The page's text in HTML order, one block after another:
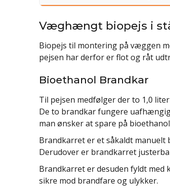
Væghængt biopejs i
Biopejs til montering på væggen
pejsen har derfor er flot og råt
Bioethanol Brandkar
Til pejsen medfølger der to 1,0
De to brandkar fungere
man ønsker at spare på
Brandkarret er et såkaldt
Derudover er brandkarret
Brandkarret er desuden fyldt med
sikre mod brandfare og ulykker.